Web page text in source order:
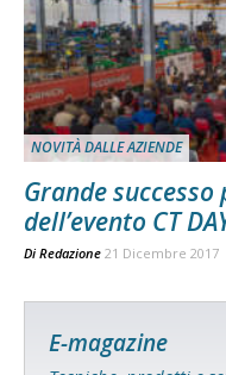
NOVITÀ DALLE AZIENDE
Grande
dell’evento CT
Di Redazione 21 Dicembre 2017
E-magazine